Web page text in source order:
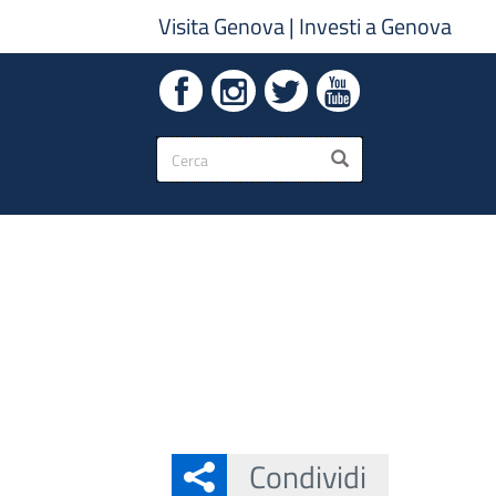
Visita Genova| Investi a Genova
Form
di
ricerca
CERCA
Condividi